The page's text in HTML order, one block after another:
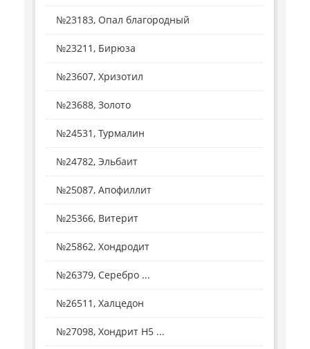
№23183, Опал благородный
№23211, Бирюза
№23607, Хризотил
№23688, Золото
№24531, Турмалин
№24782, Эльбаит
№25087, Апофиллит
№25366, Витерит
№25862, Хондродит
№26379, Серебро ...
№26511, Халцедон
№27098, Хондрит H5 ...